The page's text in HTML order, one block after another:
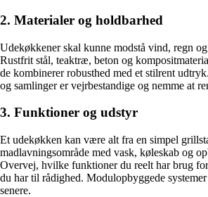
2. Materialer og holdbarhed
Udekøkkener skal kunne modstå vind, regn
Rustfrit stål, teaktræ, beton og
de kombinerer robusthed med et stilrent
og samlinger er vejrbestandige og nemme at
3. Funktioner og udstyr
Et udekøkken kan være alt fra en simpel
madlavningsområde med vask, køleskab og
Overvej, hvilke funktioner du reelt har brug
du har til rådighed. Modulopbyggede
senere.